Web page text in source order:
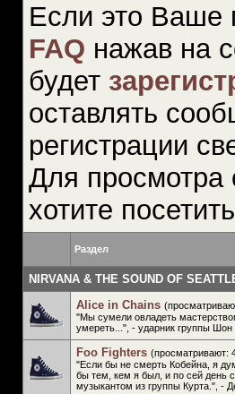
Если это Ваше
FAQ нажав на
будет
оставлять
регистрации
Для просмотра
хотите
Раздел
NIRVANA & THE SOUND OF
Alice in Chains
"Мы сумели овладеть
умереть...", - ударник группы Шон
Foo Fighters (просматривают:
"Если бы не смерть Кобейна, я
бы тем, кем я был, и по сей день
музыкантом из группы Курта.", -